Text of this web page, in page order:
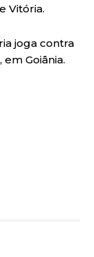
Vitória.
joga contra
Goiânia.